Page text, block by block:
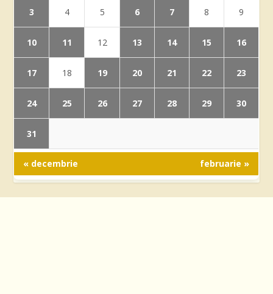
3 4 5 6 7 8 9
10 11 12 13 14 15 16
17 18 19 20 21 22 23
24 25 26 27 28 29 30
31
« decembrie februarie »